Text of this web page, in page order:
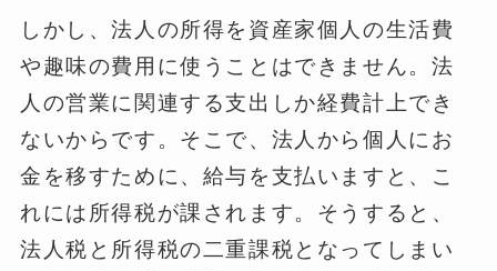
しかし、法人の所得を資産家個人の生活費
や趣味の費用に使うことはできません。法
人の営業に関連する支出しか経費計上でき
ないからです。そこで、法人から個人にお
金を移すために、給与を支払いますと、こ
れには所得税が課されます。そうすると、
法人税と所得税の二重課税となってしまい